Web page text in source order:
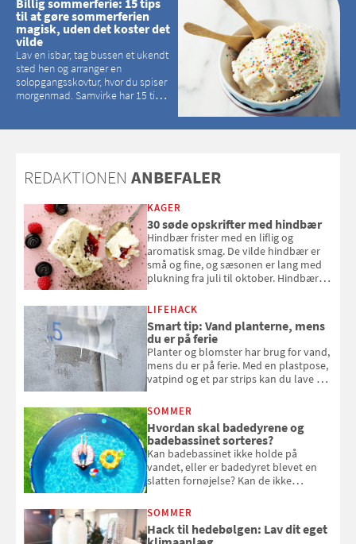
Billig sommerferie: 15 tips
til at gøre sommerferien
magisk, uden det koster det
vilde
Lav en isbar, tag bussen et ukendt
sted hen og arranger en
solopgangsskovtur, hvor du spiser
morgenmad. Samvirke har 15 tips
REDAKTIONEN ANBEFALER
KAGER
30 søde opskrifter med hindbær
Hindbær frister med en liflig og
aromatisk smag. De vilde hindbær er
små og fine, og sæsonen er lang med
plukning fra juli til oktober. Hindbær
kan bruge dine hindbær i alt fra
bagværk og salater til is og syltning.
LIFEHACK
Smart tip: Vand planterne, mens
du er på ferie
Planter og blomster har brug for vand,
mens du er på ferie. Med en plastpose,
vatpind og et par strips kan du lave dit
at bede naboen om at vande eller
SOMMER
Hvordan skal badedyrene og
badebassinet sorteres?
Kan badebassinet ikke holde på
vandet, eller er badedyret blevet en
slatten fornøjelse? Kan de ikke
opmærksom, når du smider
badebassinet eller et badedyr ud
SOMMER
Hack til hedebølgen: Lav dit eget